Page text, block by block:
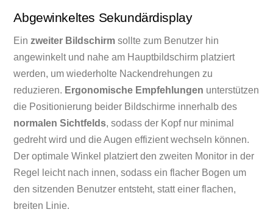
Abgewinkeltes Sekundärdisplay
Einzweiter Bildschirm sollte zum Benutzer hin
angewinkelt und nahe am Hauptbildschirm platziert
werden, um wiederholte Nackendrehungen zu
reduzieren. Ergonomische Empfehlungen unterstützen
die Positionierung beider Bildschirme innerhalb des
normalen Sichtfelds, sodass der Kopf nur minimal
gedreht wird und die Augen effizient wechseln können.
Der optimale Winkel platziert den zweiten Monitor in der
Regel leicht nach innen, sodass ein flacher Bogen um
den sitzenden Benutzer entsteht, statt einer flachen,
breiten Linie.